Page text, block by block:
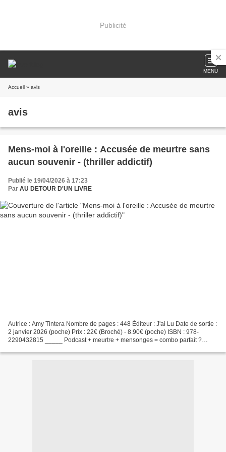
Publicité
MENU
Accueil » avis
avis
Mens-moi à l'oreille : Accusée de meurtre sans
aucun souvenir - (thriller addictif)
Publié le 19/04/2026 à 17:23
Par AU DETOUR D'UN LIVRE
Autrice : Amy Tintera Nombre de pages : 448 Éditeur : J'ai Lu Date de sortie :
2 janvier 2026 (poche) Prix : 22€ (Broché) - 8.90€ (poche) ISBN : 978-
2290432815 _____ Podcast + meurtre + mensonges = combo parfait ?